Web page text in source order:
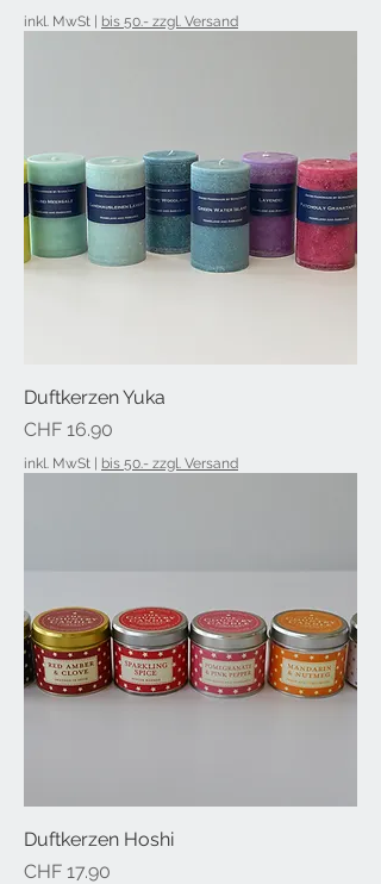
inkl. MwSt bis 50.- zzgl. Versand
Duftkerzen Yuka
Preis
CHF 16.90
inkl. MwSt bis 50.- zzgl. Versand
Duftkerzen Hoshi
Preis
CHF 17.90